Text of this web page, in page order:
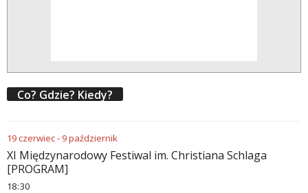
Co? Gdzie? Kiedy?
19czerwiec- 9październik
XI Międzynarodowy Festiwal im. Christiana Schlaga
[PROGRAM]
18:30